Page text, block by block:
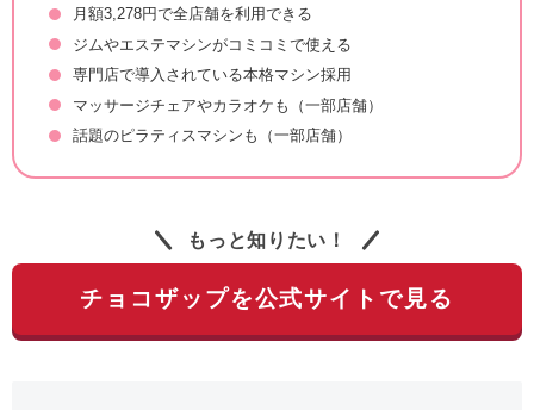
月額3,278円で全店舗を利用できる
ジムやエステマシンがコミコミで使える
専門店で導入されている本格マシン採用
マッサージチェアやカラオケも（一部店舗）
話題のピラティスマシンも（一部店舗）
もっと知りたい！
チョコザップを公式サイトで見る